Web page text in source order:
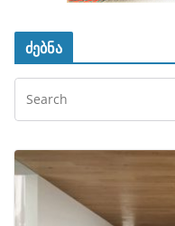
ძებნა